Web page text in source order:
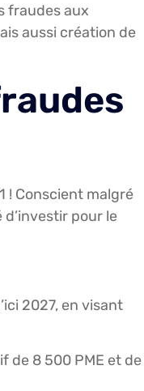
fraudes aux
aussi création de
! Conscient malgré
pour le
2027, en visant
de 8 500 PME et de